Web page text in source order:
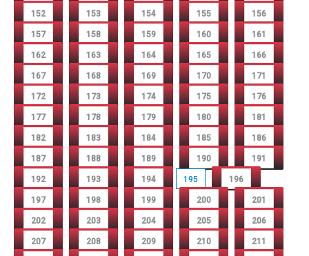
152 153 154 155 156
157 158 159 160 161
162 163 164 165 166
167 168 169 170 171
172 173 174 175 176
177 178 179 180 181
182 183 184 185 186
187 188 189 190 191
192 193 194 195 196
197 198 199 200 201
202 203 204 205 206
207 208 209 210 211